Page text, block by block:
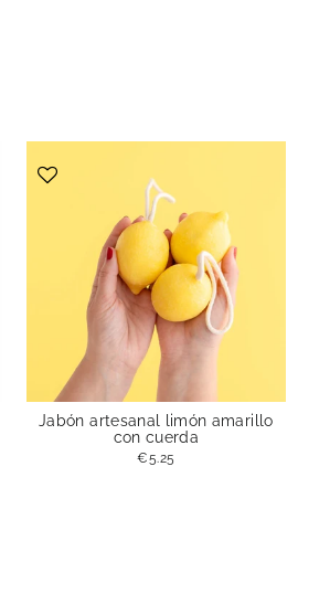
Jabón artesanal limón amarillo
con cuerda
€5.25